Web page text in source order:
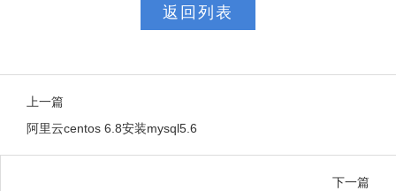
返回列表
上一篇
阿里云centos 6.8安装mysql5.6
下一篇